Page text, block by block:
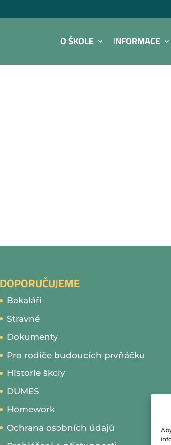
O ŠKOLE INFORMACE
DOPORUČUJEME
Bakaláři
Stravné
Dokumenty
Pro rodiče budoucích prvňáčku
Historie školy
DUMES
Homework
Ochrana osobních údajů